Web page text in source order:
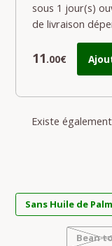
sous 1 jour(s)
de livraison
11.00€
Existe
Sans Huile de
Bean